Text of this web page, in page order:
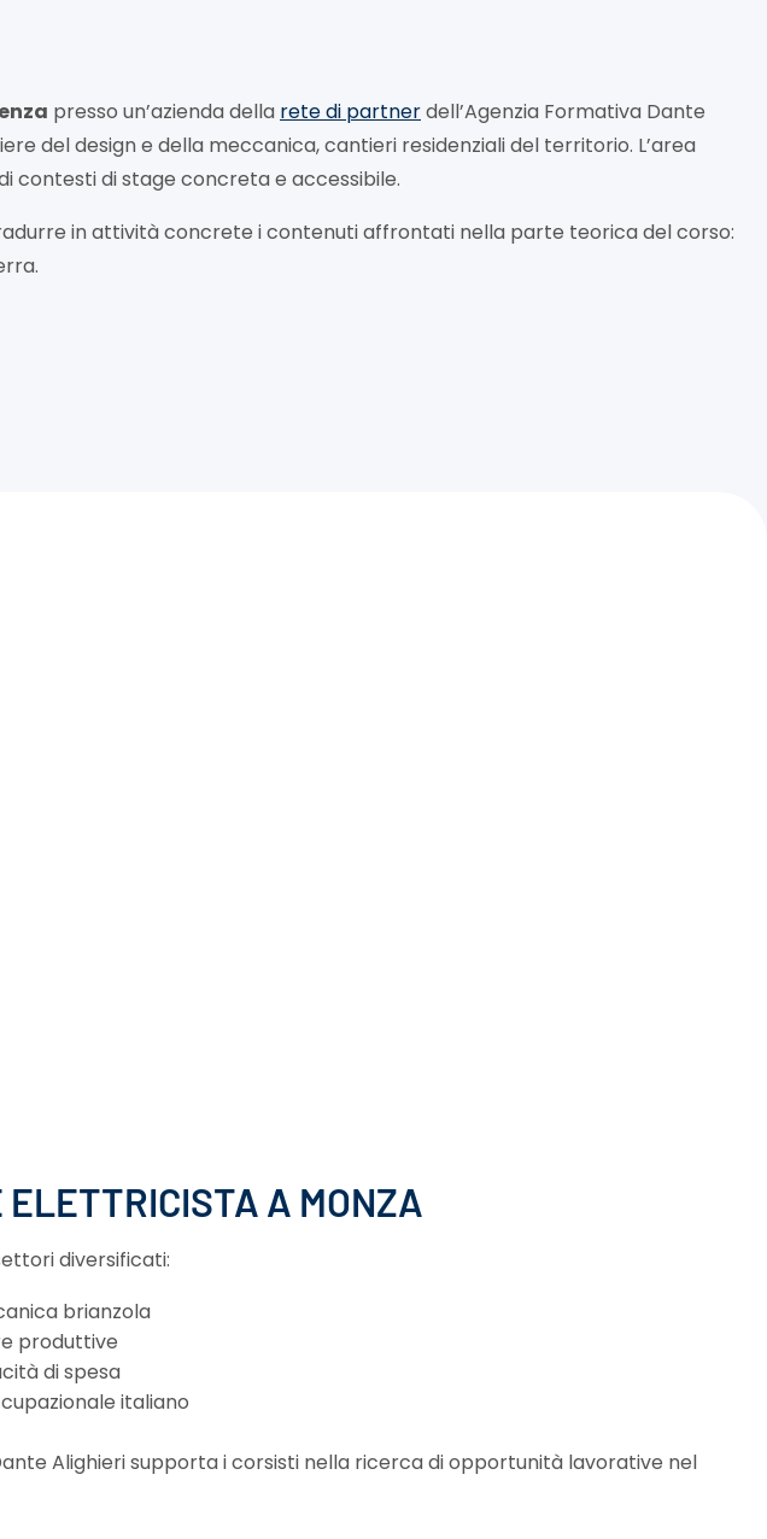
presso un’azienda della rete di partnerdell’Agenzia Formativa Dante
del design e della meccanica, cantieri residenziali del territorio. L’area
contesti di stage concreta e accessibile.
in attività concrete i contenuti affrontati nella parte teorica del corso:
ELETTRICISTA A MONZA
diversificati:
brianzola
produttive
di spesa
italiano
Alighieri supporta i corsisti nella ricerca di opportunità lavorative nel